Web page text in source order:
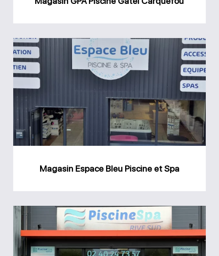
Magasin
Espace
Bleu
Piscine
et
Spa
Magasin Espace Bleu Piscine et Spa
Magasin
Rive
Sud